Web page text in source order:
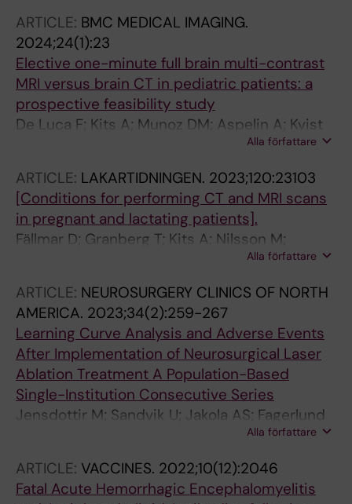
ARTICLE: BMC MEDICAL IMAGING.
2024;24(1):23
Elective one-minute full brain multi-contrast
MRI versus brain CT in pediatric patients: a
prospective feasibility study
De Luca F; Kits A; Munoz DM; Aspelin A; Kvist
O; Osterman Y; Ruiz SD; Skare S; Delgado AF
Alla författare
ARTICLE: LAKARTIDNINGEN. 2023;120:23103
[Conditions for performing CT and MRI scans
in pregnant and lactating patients].
Fällmar D; Granberg T; Kits A; Nilsson M;
Sundström K; Åslund P-E; Carlqvist J;Alla författare
ARTICLE: NEUROSURGERY CLINICS OF NORTH
AMERICA. 2023;34(2):259-267
Learning Curve Analysis and Adverse Events
After Implementation of Neurosurgical Laser
Ablation Treatment A Population-Based
Single-Institution Consecutive Series
Jensdottir M; Sandvik U; Jakola AS; Fagerlund
M; Kits A; Guomundsdottir K; Tabari S; Majing
T; Fletcher-Sandersjoeoe A; Chen CC; Bartek
JJ
Alla författare
ARTICLE: VACCINES. 2022;10(12):2046
Fatal Acute Hemorrhagic Encephalomyelitis